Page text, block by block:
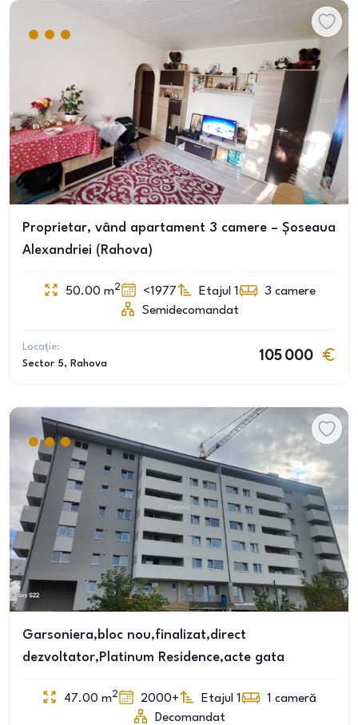
Proprietar, vând apartament 3 camere – Șoseaua
Alexandriei (Rahova)
50.00 m2 <1977 Etajul 1 3 camere
Semidecomandat
Locație:
Sector 5, Rahova
105 000
Garsoniera,bloc nou,finalizat,direct
dezvoltator,Platinum Residence,acte gata
47.00 m2 2000+ Etajul 1 1 cameră
Decomandat